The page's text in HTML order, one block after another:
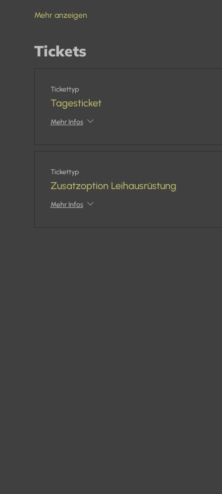
Mehr anzeigen
Tickets
Tickettyp
Tagesticket
Mehr Infos
Tickettyp
Zusatzoption Leihausrüstung
Mehr Infos